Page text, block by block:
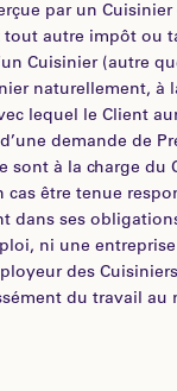
par un Cuisinier
tout autre impôt ou
Cuisinier (autre
naturellement, à
lequel le Client
demande de
sont à la charge du
cas être tenue
dans ses
ni une
des
du travail au